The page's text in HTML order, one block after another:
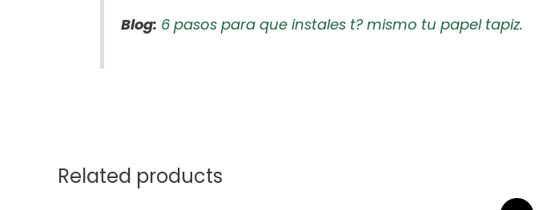
Blog: 6 pasos para que instales t? mismo tu papel tapiz.
Related products